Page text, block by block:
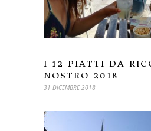
I 12 PIATTI DA
NOSTRO 2018
31 DICEMBRE 2018